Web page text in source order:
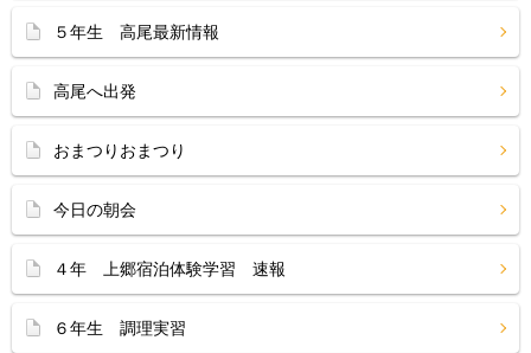
５年生 高尾最新情報
高尾へ出発
おまつりおまつり
今日の朝会
４年 上郷宿泊体験学習 速報
６年生 調理実習